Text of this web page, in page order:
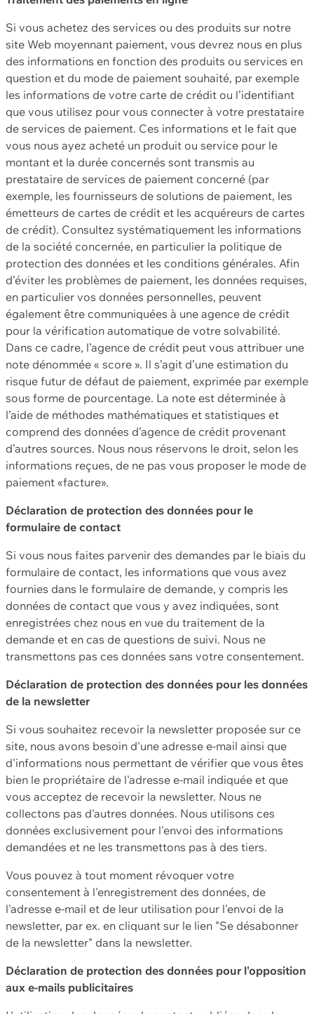
Si vous achetez des services ou des produits sur notre
site Web moyennant paiement, vous devrez nous en plus
des informations en fonction des produits ou services en
question et du mode de paiement souhaité, par exemple
les informations de votre carte de crédit ou l’identifiant
que vous utilisez pour vous connecter à votre prestataire
de services de paiement. Ces informations et le fait que
vous nous ayez acheté un produit ou service pour le
montant et la durée concernés sont transmis au
prestataire de services de paiement concerné (par
exemple, les fournisseurs de solutions de paiement, les
émetteurs de cartes de crédit et les acquéreurs de cartes
de crédit). Consultez systématiquement les informations
de la société concernée, en particulier la politique de
protection des données et les conditions générales. Afin
d’éviter les problèmes de paiement, les données requises,
en particulier vos données personnelles, peuvent
également être communiquées à une agence de crédit
pour la vérification automatique de votre solvabilité.
Dans ce cadre, l’agence de crédit peut vous attribuer une
note dénommée « score ». Il s’agit d’une estimation du
risque futur de défaut de paiement, exprimée par exemple
sous forme de pourcentage. La note est déterminée à
l’aide de méthodes mathématiques et statistiques et
comprend des données d’agence de crédit provenant
d’autres sources. Nous nous réservons le droit, selon les
informations reçues, de ne pas vous proposer le mode de
paiement «facture».
Déclaration de protection des données pour le
formulaire de contact
Si vous nous faites parvenir des demandes par le biais du
formulaire de contact, les informations que vous avez
fournies dans le formulaire de demande, y compris les
données de contact que vous y avez indiquées, sont
enregistrées chez nous en vue du traitement de la
demande et en cas de questions de suivi. Nous ne
transmettons pas ces données sans votre consentement.
Déclaration de protection des données pour les données
de la newsletter
Si vous souhaitez recevoir la newsletter proposée sur ce
site, nous avons besoin d'une adresse e-mail ainsi que
d'informations nous permettant de vérifier que vous êtes
bien le propriétaire de l'adresse e-mail indiquée et que
vous acceptez de recevoir la newsletter. Nous ne
collectons pas d'autres données. Nous utilisons ces
données exclusivement pour l'envoi des informations
demandées et ne les transmettons pas à des tiers.
Vous pouvez à tout moment révoquer votre
consentement à l'enregistrement des données, de
l'adresse e-mail et de leur utilisation pour l'envoi de la
newsletter, par ex. en cliquant sur le lien "Se désabonner
de la newsletter" dans la newsletter.
Déclaration de protection des données pour l'opposition
aux e-mails publicitaires